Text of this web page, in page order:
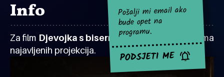
Info
Za film Djevojka s bisernim suzama
za sad nema
najavljenih projekcija.
Pošalji mi email ako
bude opet na
programu.
PODSJETI ME